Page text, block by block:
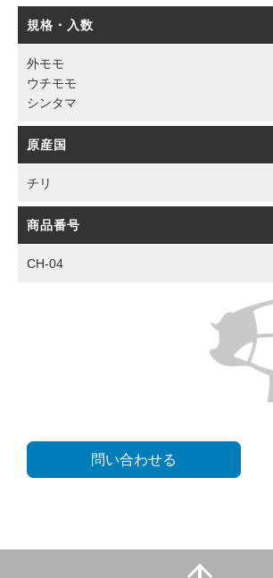
規格・入数
外モモ
ウチモモ
シンタマ
原産国
チリ
商品番号
CH-04
問い合わせる